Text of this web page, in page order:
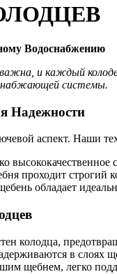
Водоснабжению
и каждый
системы.
Надежности
аспект. Наши
высококачественное
проходит строгий
обладает
колодца,
в слоях
щебнем, легко